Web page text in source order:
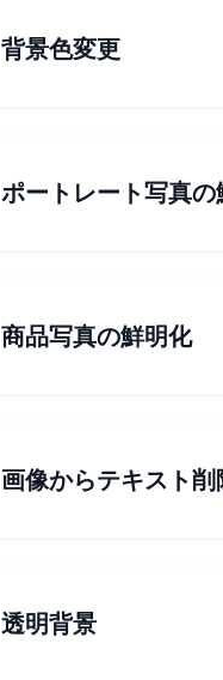
背景色変更
ポートレート写真の
商品写真の鮮明化
画像からテキスト削
透明背景